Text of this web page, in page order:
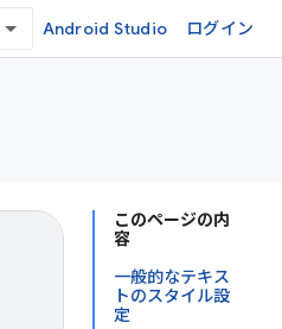
Android Studio ログイン
このページの内
容
一般的なテキス
トのスタイル設
定